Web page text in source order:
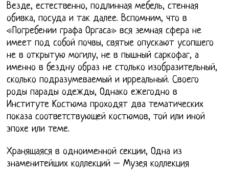
Везде, естественно, подлинная мебель, стенная
обивка, посуда и так далее. Вспомним, что в
«Погребении графа Оргаса» вся земная сфера не
имеет под собой почвы, святые опускают усопшего
не в открытую могилу, не в пышный саркофаг, а
именно в бездну образ не столько изобразительный,
сколько подразумеваемый и ирреальный. Своего
роды парады одежды, Однако ежегодно в
Институте Костюма проходят два тематических
показа соответствующей костюмов, той или иной
эпохе или теме.
Хранящаяся в одноименной секции, Одна из
знаменитейших коллекций – Музея коллекция